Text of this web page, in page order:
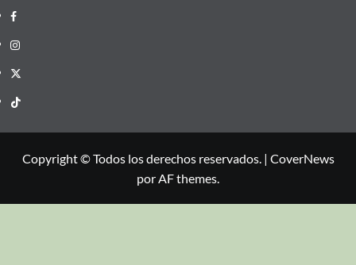
Copyright © Todos los derechos reservados. | CoverNews
por AF themes.